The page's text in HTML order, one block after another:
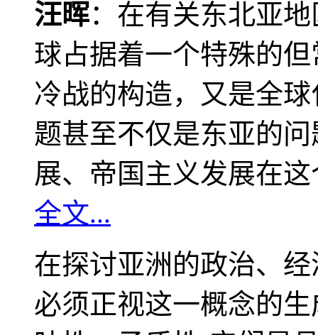
汪晖：在有关东北亚
球占据着一个特殊的
冷战的构造，又是全
题甚至不仅是东亚的
展、帝国主义发展在
全文...
在探讨亚洲的政治、
必须正视这一概念的